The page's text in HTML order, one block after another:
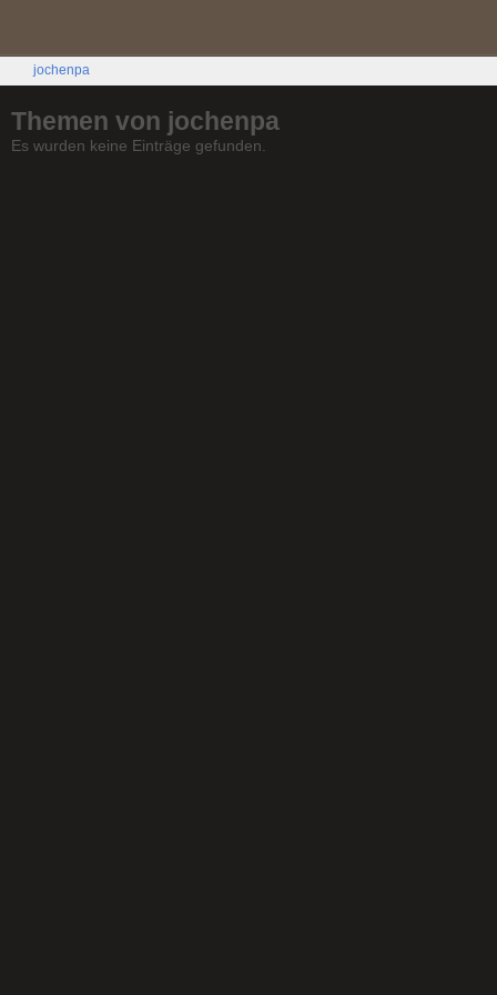
jochenpa
Themen von jochenpa
Es wurden keine Einträge gefunden.